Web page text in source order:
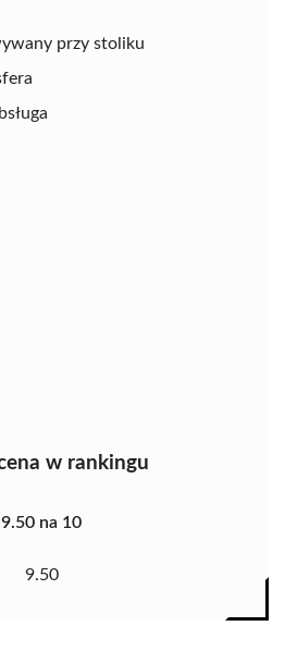
przy stoliku
w rankingu
9.50 na 10
9.50